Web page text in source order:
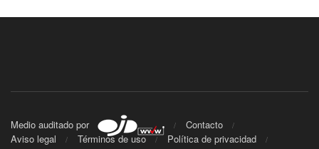
Medio auditado por
Contacto
Aviso legal
Términos de uso
Política de privacidad